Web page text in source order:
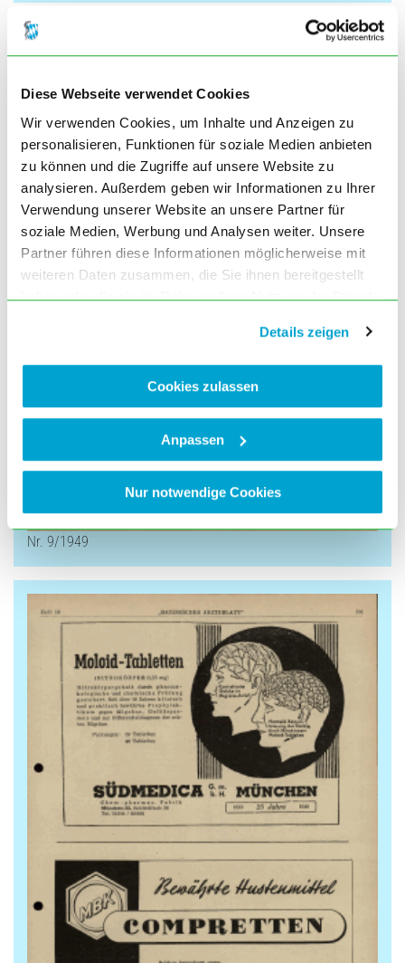
Diese Webseite verwendet Cookies
Wir verwenden Cookies, um Inhalte und Anzeigen zu
personalisieren, Funktionen für soziale Medien anbieten
zu können und die Zugriffe auf unsere Website zu
analysieren. Außerdem geben wir Informationen zu Ihrer
Verwendung unserer Website an unsere Partner für
soziale Medien, Werbung und Analysen weiter. Unsere
Partner führen diese Informationen möglicherweise mit
weiteren Daten zusammen, die Sie ihnen bereitgestellt
haben oder die sie im Rahmen Ihrer Nutzung der Dienste
Cookies, wenn Sie unsere Webseite weiterhin nutzen.
Details zeigen
Cookies zulassen
Anpassen
Nur notwendige Cookies
Nr. 9/1949